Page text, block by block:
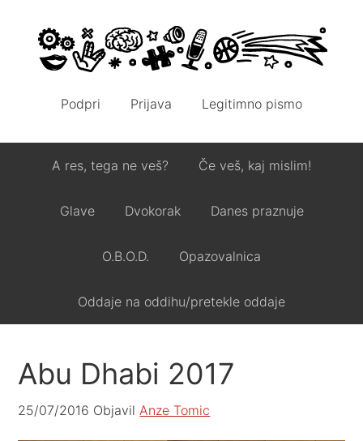
Podpri Prijava Legitimno pismo
A res, tega ne veš? Če veš, kaj mislim!
Glave Dvokorak Danes praznuje
O.B.O.D. Opazovalnica
Oddaje na oddihu/pretekle oddaje
Abu Dhabi 2017
25/07/2016 ObjavilAnze Tomic